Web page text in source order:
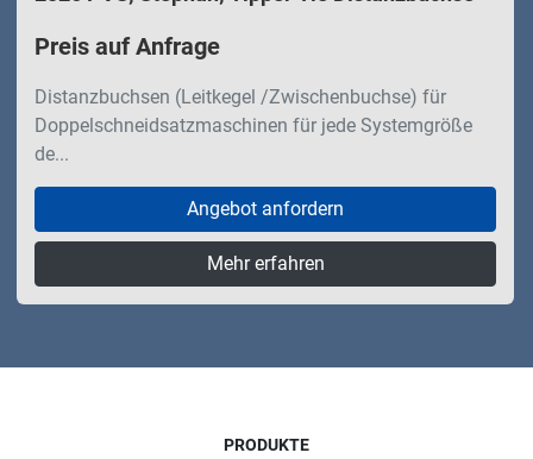
Preis auf Anfrage
Distanzbuchsen (Leitkegel /Zwischenbuchse) für
Doppelschneidsatzmaschinen für jede Systemgröße
de...
Angebot anfordern
Mehr erfahren
PRODUKTE